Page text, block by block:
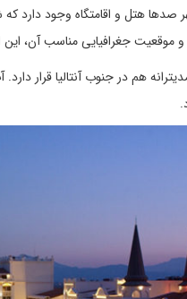
هتل و اقامتگاه وجود دارد که
و موقعیت جغرافیایی مناسب آن،
هم در جنوب آنتالیا